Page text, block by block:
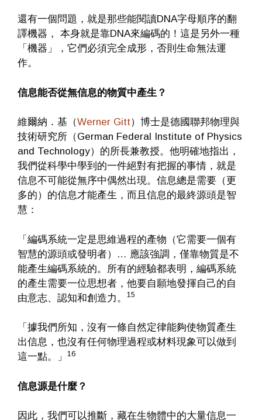
還有一個問題，就是那些能閱讀DNA字母順序的翻
譯機器， 本身就是靠DNA來編碼的！這是另外一種
「機器」，它們必須完全成形，否則生命無法運
作。
信息能否從無信息的物質中產生？
維爾納．基（Werner Gitt）博士是德國聯邦物理與
技術研究所（German Federal Institute of Physics
and Technology）的所長兼教授。他明確地指出，
我們從科學中學到的一件絕對有把握的事情，就是
信息不可能從無序中偶然出現。信息總是需要（更
多的）的信息才能產生，而且信息的最終源頭是智
慧：
「編碼系統一定是思維過程的產物（它需要一個有
智慧的源頭或發明者）… 應該強調，僅靠物質是不
能產生編碼系統的。所有的經驗都表明，編碼系統
的產生需要一位思想者，他要自願地發揮自己的自
由意志、認知和創造力。
15
「據我們所知，沒有一條自然定律能夠使物質產生
出信息，也沒有任何物理過程或材料現象可以做到
這一點。」
16
信息源是什麼？
因此，我們可以推斷，藏在生物體中的大量信息一